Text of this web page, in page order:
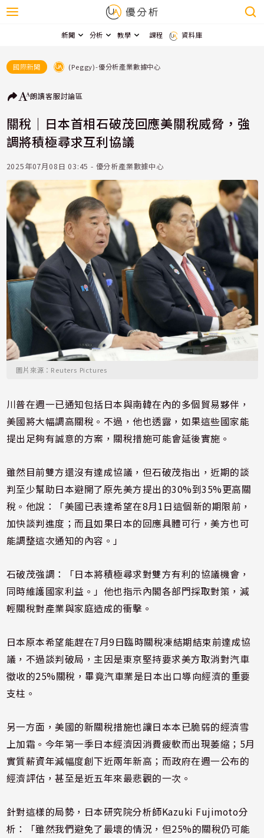
新聞 分析 教學 課程 資料庫
國際新聞 (Peggy)-優分析產業數據中心
朗讀客服討論區
關稅｜日本首相石破茂回應美關稅威脅，強
調將積極尋求互利協議
2025年07月08日 03:45 - 優分析產業數據中心
圖片來源：Reuters Pictures
川普在週一已通知包括日本與南韓在內的多個貿易夥伴，
美國將大幅調高關稅。不過，他也透露，如果這些國家能
提出足夠有誠意的方案，關稅措施可能會延後實施。
雖然目前雙方還沒有達成協議，但石破茂指出，近期的談
判至少幫助日本避開了原先美方提出的30%到35%更高關
稅。他說：「美國已表達希望在8月1日這個新的期限前，
加快談判進度；而且如果日本的回應具體可行，美方也可
能調整這次通知的內容。」
石破茂強調：「日本將積極尋求對雙方有利的協議機會，
同時維護國家利益。」他也指示內閣各部門採取對策，減
輕關稅對產業與家庭造成的衝擊。
日本原本希望能趕在7月9日臨時關稅凍結期結束前達成協
議，不過談判破局，主因是東京堅持要求美方取消對汽車
徵收的25%關稅，畢竟汽車業是日本出口導向經濟的重要
支柱。
另一方面，美國的新關稅措施也讓日本本已脆弱的經濟雪
上加霜。今年第一季日本經濟因消費疲軟而出現萎縮；5月
實質薪資年減幅度創下近兩年新高；而政府在週一公布的
經濟評估，甚至是近五年來最悲觀的一次。
針對這樣的局勢，日本研究院分析師Kazuki Fujimoto分
析：「雖然我們避免了最壞的情況，但25%的關稅仍可能